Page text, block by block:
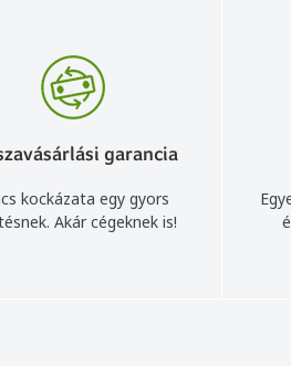
garancia
kockázata egy gyors
Akár cégeknek is!